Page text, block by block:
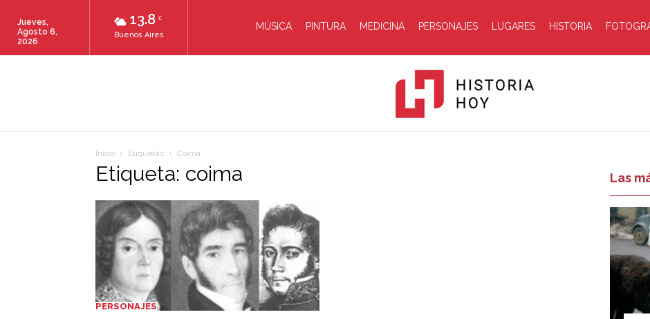
13.8 C
Buenos Aires
Jueves,
Agosto 6,
2026
MÚSICA PINTURA MEDICINA PERSONAJES LUGARES HISTORIA
Inicio Etiquetas Coima
Etiqueta: coima
PERSONAJES
Las